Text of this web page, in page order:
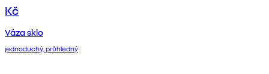
Kč
Váza sklo
jednoduchý, průhledný